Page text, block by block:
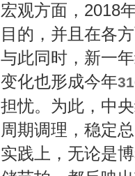
宏观方面，2018
目的，并且在各
与此同时，新一
变化也形成今年
担忧。为此，中
周期调理，稳定
实践上，无论是